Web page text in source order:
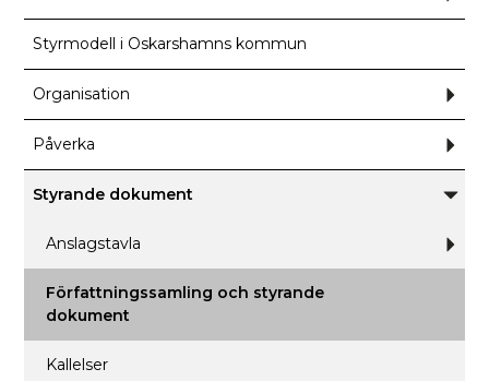
Styrmodell i Oskarshamns kommun
Organisation
Påverka
Styrande dokument
Anslagstavla
Författningssamling och styrande
dokument
Kallelser